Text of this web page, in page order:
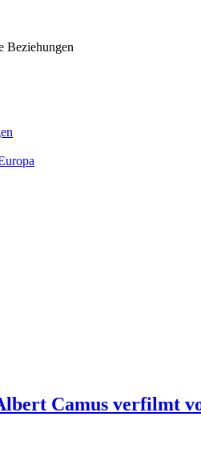
Beziehungen
Camus verfilmt